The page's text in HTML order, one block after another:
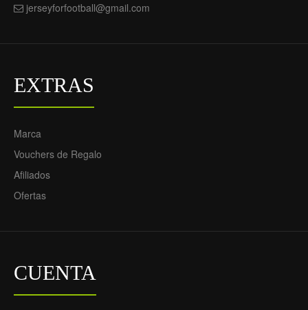
jerseyforfootball@gmail.com
EXTRAS
Marca
Vouchers de Regalo
Afiliados
Ofertas
CUENTA